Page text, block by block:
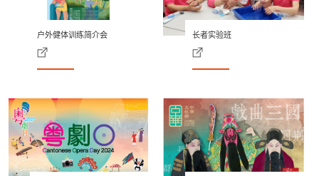
户外健体训练简介会 长者实验班